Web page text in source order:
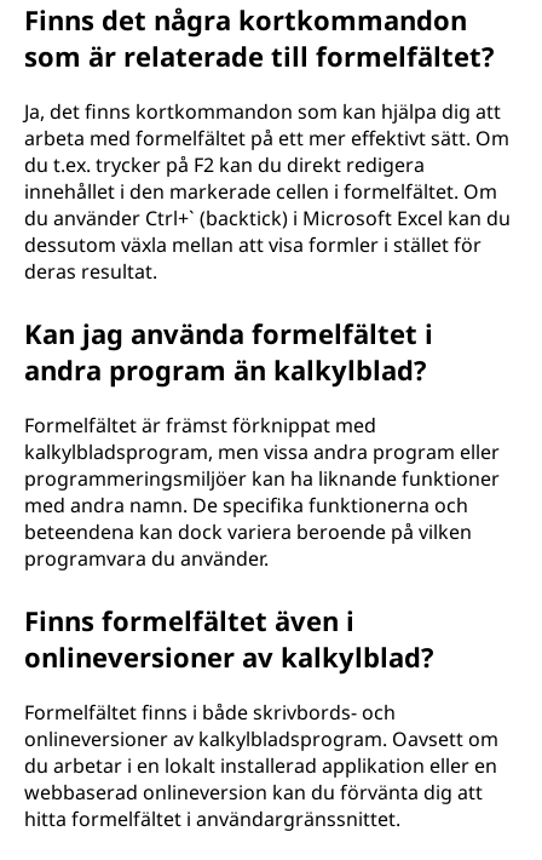
Finns det några kortkommandon
som är relaterade till formelfältet?
Ja, det finns kortkommandon som kan hjälpa dig att
arbeta med formelfältet på ett mer effektivt sätt. Om
du t.ex. trycker på F2 kan du direkt redigera
innehållet i den markerade cellen i formelfältet. Om
du använder Ctrl+` (backtick) i Microsoft Excel kan du
dessutom växla mellan att visa formler i stället för
deras resultat.
Kan jag använda formelfältet i
andra program än kalkylblad?
Formelfältet är främst förknippat med
kalkylbladsprogram, men vissa andra program eller
programmeringsmiljöer kan ha liknande funktioner
med andra namn. De specifika funktionerna och
beteendena kan dock variera beroende på vilken
programvara du använder.
Finns formelfältet även i
onlineversioner av kalkylblad?
Formelfältet finns i både skrivbords- och
onlineversioner av kalkylbladsprogram. Oavsett om
du arbetar i en lokalt installerad applikation eller en
webbaserad onlineversion kan du förvänta dig att
hitta formelfältet i användargränssnittet.